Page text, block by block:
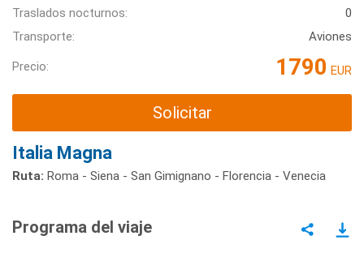
Traslados nocturnos:
0
Transporte:
Aviones
Precio: 1790 EUR
Solicitar
Italia Magna
Ruta: Roma - Siena - San Gimignano - Florencia - Venecia
Programa del viaje